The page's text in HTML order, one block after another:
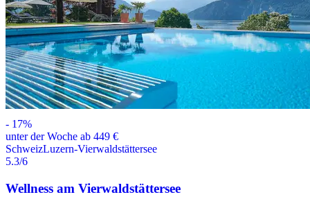
- 17%
unter der Woche ab 449 €
SchweizLuzern-Vierwaldstättersee
5.3/6
Wellness am Vierwaldstättersee